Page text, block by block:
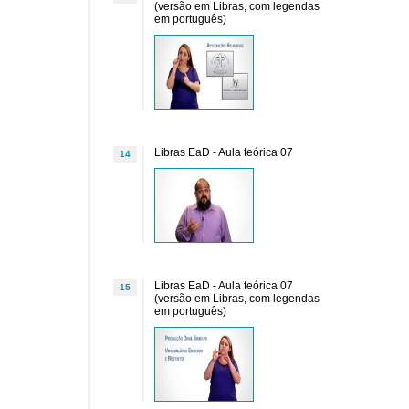
(versão em Libras, com legendas
em português)
14 Libras EaD - Aula teórica 07
15
Libras EaD - Aula teórica 07
(versão em Libras, com legendas
em português)